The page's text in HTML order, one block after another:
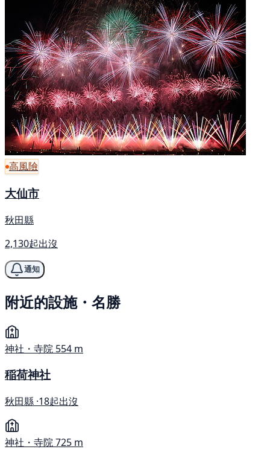
高風險
大仙市
秋田縣
2,130起出沒
通知
附近的設施・名勝
神社・寺院 554 m
稲荷神社
秋田縣 ·18起出沒
神社・寺院725 m